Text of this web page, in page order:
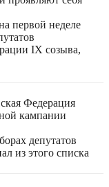
первой неделе
IX созыва,
Федерация
кампании
депутатов
из этого списка